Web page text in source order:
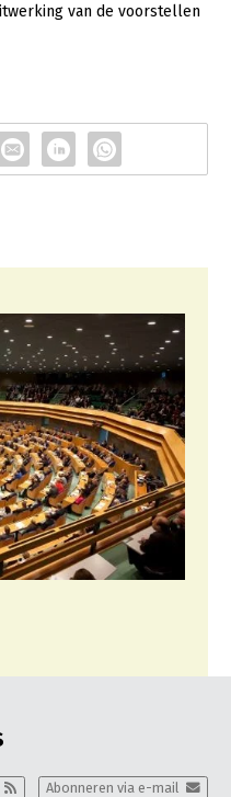
van de voorstellen
Abonneren via e-mail